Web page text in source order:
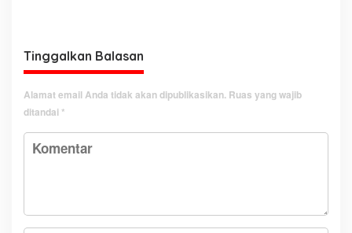
Tinggalkan Balasan
Alamat email Anda tidak akan dipublikasikan. Ruas yang wajib
ditandai*